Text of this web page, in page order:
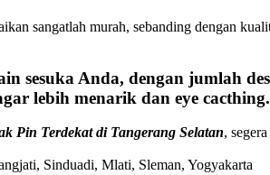
sangatlah murah, sebanding dengan
sesuka Anda, dengan jumlah
lebih menarik dan eye cacthing.
Pin Terdekat di Tangerang Selatan,
Sinduadi, Mlati, Sleman, Yogyakarta